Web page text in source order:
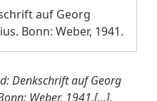
auf Georg
Bonn: Weber, 1941.
Denkschrift auf Georg
Weber, 1941.[...],